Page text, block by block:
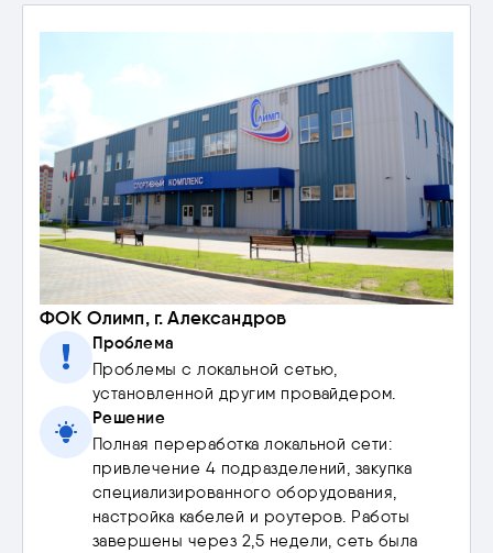
ФОК Олимп, г. Александров
Проблема
Проблемы с локальной сетью,
установленной другим провайдером.
Решение
Полная переработка локальной сети:
привлечение 4 подразделений, закупка
специализированного оборудования,
настройка кабелей и роутеров. Работы
завершены через 2,5 недели, сеть была